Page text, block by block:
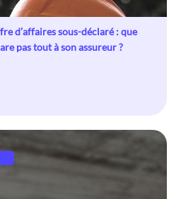
d’affaires sous-déclaré : que
pas tout à son assureur ?